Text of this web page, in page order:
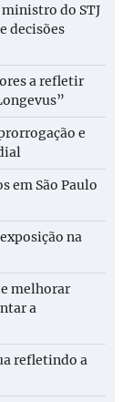
do STJ
decisões
a refletir
e
em São Paulo
na
melhorar
a
refletindo a